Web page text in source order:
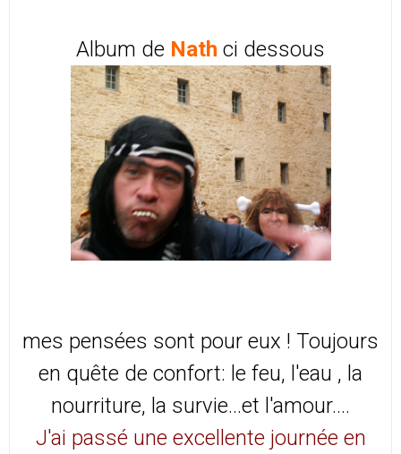
Album de Nath ci dessous
mes pensées sont pour eux ! Toujours
en quête de confort: le feu, l'eau , la
nourriture, la survie...et l'amour....
J'ai passé une excellente journée en